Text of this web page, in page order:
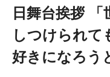
日舞台挨拶
しつけられて
好きになろう